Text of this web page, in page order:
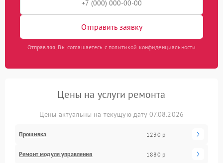
Отправить заявку
Отправляя, Вы соглашаетесь с политикой конфиденциальности
Цены на услуги ремонта
Цены актуальны на текущую дату 07.08.2026
Прошивка 1230 р
Ремонт модуля управления 1880 р